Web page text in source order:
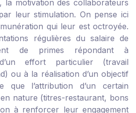
la motivation des collaborateurs
leur stimulation. On pense ici
qui leur est octroyée.
régulières du salaire de
de primes répondant à
d’un effort particulier (travail
ou à la réalisation d’un objectif
que l’attribution d’un certain
en nature (titres-restaurant, bons
à renforcer leur engagement